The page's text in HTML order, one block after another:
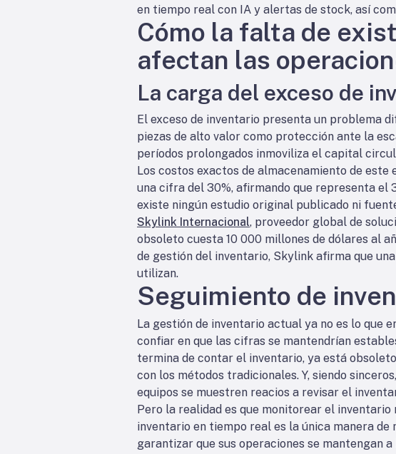
en tiempo real con IA y alertas de stock, así
Cómo la falta de
afectan las
La carga del exceso de
El exceso de inventario presenta un problema
piezas de alto valor como protección ante la
períodos prolongados inmoviliza el capital
Los costos exactos de almacenamiento de
una cifra del 30%, afirmando que representa el
existe ningún estudio original publicado ni
Skylink Internacional, proveedor global de
obsoleto cuesta 10 000 millones de dólares al
de gestión del inventario, Skylink afirma que
utilizan.
Seguimiento de
La gestión de inventario actual ya no es lo que
confiar en que las cifras se mantendrían
termina de contar el inventario, ya está
con los métodos tradicionales. Y, siendo
equipos se muestren reacios a revisar el
Pero la realidad es que monitorear el
inventario en tiempo real es la única manera
garantizar que sus operaciones se mantengan a